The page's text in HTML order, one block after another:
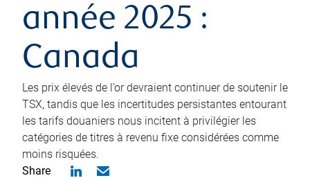
année 2025 :
Canada
Les prix élevés de l’or devraient continuer de soutenir le
TSX, tandis que les incertitudes persistantes entourant
les tarifs douaniers nous incitent à privilégier les
catégories de titres à revenu fixe considérées comme
moins risquées.
Share